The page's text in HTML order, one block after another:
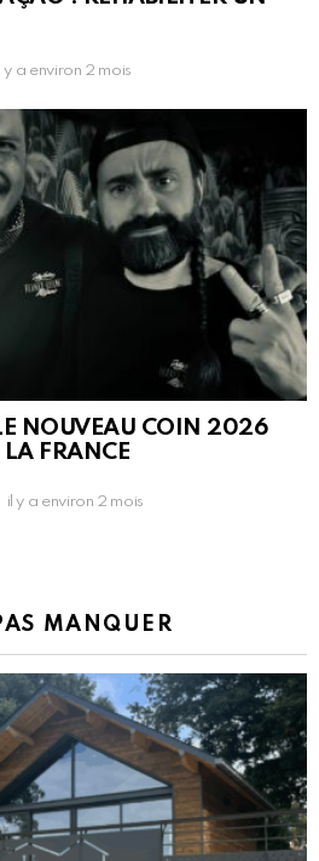
y a environ 2 mois
NOUVEAU COIN 2026
FRANCE
il y a environ 2 mois
MANQUER